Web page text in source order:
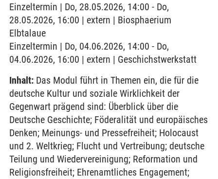
Einzeltermin | Do, 28.05.2026, 14:00 - Do,
28.05.2026, 16:00 | extern | Biosphaerium
Elbtalaue
Einzeltermin | Do, 04.06.2026, 14:00 - Do,
04.06.2026, 16:00 | extern | Geschichstwerkstatt
Inhalt: Das Modul führt in Themen ein, die für die
deutsche Kultur und soziale Wirklichkeit der
Gegenwart prägend sind: Überblick über die
Deutsche Geschichte; Föderalität und europäisches
Denken; Meinungs- und Pressefreiheit; Holocaust
und 2. Weltkrieg; Flucht und Vertreibung; deutsche
Teilung und Wiedervereinigung; Reformation und
Religionsfreiheit; Ehrenamtliches Engagement;